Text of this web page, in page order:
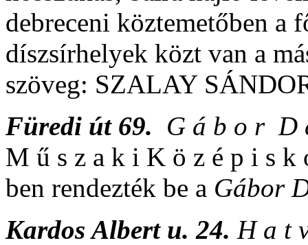
debreceni köztemetőben a
díszsírhelyek közt van a
szöveg: SZALAY
Füredi út 69. G á b o r D
M ű s z a k i K ö z é p i s
ben rendezték be a Gábor
Kardos Albert u. 24. H a t